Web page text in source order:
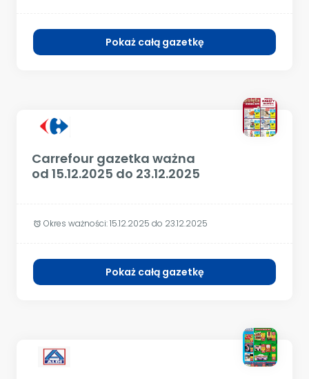
Pokaż całą gazetkę
Carrefour gazetka ważna
od 15.12.2025 do 23.12.2025
alarm Okres ważności:15.12.2025 do 23.12.2025
Pokaż całą gazetkę